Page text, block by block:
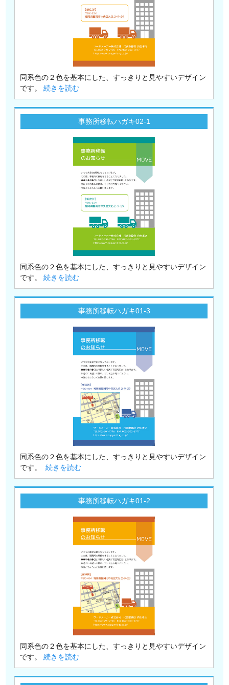
同系色の２色を基本にした、すっきりと見やすいデザイン
です。続きを読む
事務所移転ハガキ02-1
同系色の２色を基本にした、すっきりと見やすいデザイン
です。続きを読む
事務所移転ハガキ01-3
同系色の２色を基本にした、すっきりと見やすいデザイン
です。続きを読む
事務所移転ハガキ01-2
同系色の２色を基本にした、すっきりと見やすいデザイン
です。続きを読む